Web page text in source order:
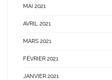
MAI 2021
AVRIL 2021
MARS 2021
FÉVRIER 2021
JANVIER 2021